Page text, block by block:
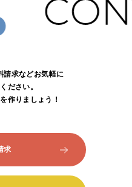
請求などお気軽に
ださい。
作りましょう！
求